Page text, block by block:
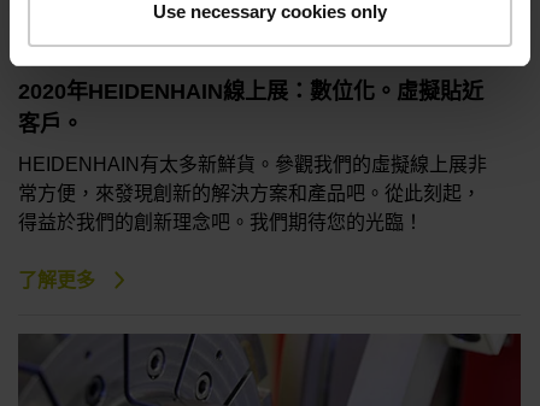
Use necessary cookies only
2020年HEIDENHAIN線上展：數位化。虛擬貼近
客戶。
HEIDENHAIN有太多新鮮貨。參觀我們的虛擬線上展非
常方便，來發現創新的解決方案和產品吧。從此刻起，
得益於我們的創新理念吧。我們期待您的光臨！
了解更多